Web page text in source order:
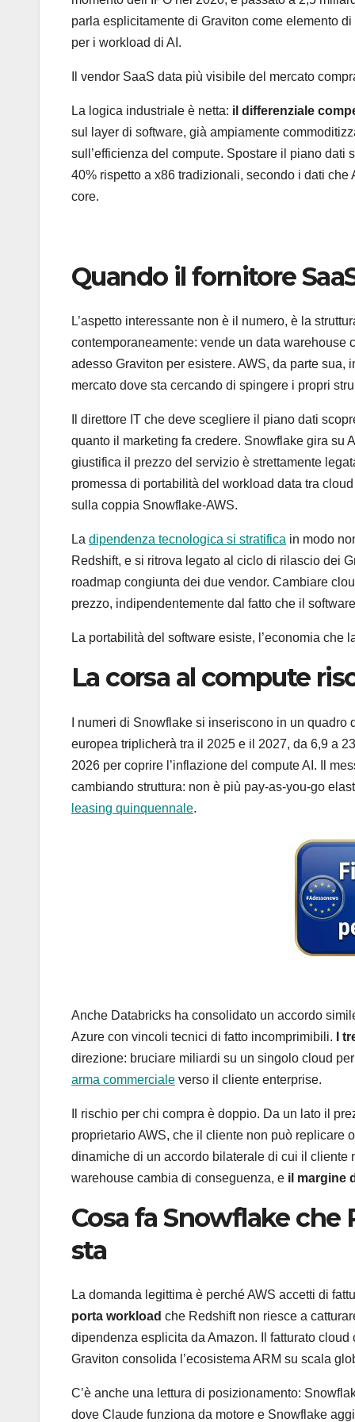
parla esplicitamente di Graviton come elemento
per i workload di AI.
Il vendor SaaS data più visibile del mercato
La logica industriale è netta: il differenziale
sul layer di software, già ampiamente
sull’efficienza del compute. Spostare il piano
40% rispetto a x86 tradizionali, secondo i dati
core.
Quando il fornitore
L’aspetto interessante non è il numero, è la
contemporaneamente: vende un data warehouse
adesso Graviton per esistere. AWS, da parte
mercato dove sta cercando di spingere i propri
Il direttore IT che deve scegliere il piano dati
quanto il marketing fa credere. Snowflake gira su
giustifica il prezzo del servizio è strettamente
promessa di portabilità del workload data tra
sulla coppia Snowflake-AWS.
La dipendenza tecnologica si stratifica in modo
Redshift, e si ritrova legato al ciclo di rilascio dei
roadmap congiunta dei due vendor. Cambiare
prezzo, indipendentemente dal fatto che il
La portabilità del software esiste, l’economia che
La corsa al compute
I numeri di Snowflake si inseriscono in un
europea triplicherà tra il 2025 e il 2027, da 6,9 a
2026 per coprire l’inflazione del compute AI. Il
cambiando struttura: non è più pay-as-you-go
leasing quinquennale.
Anche Databricks ha consolidato un accordo
Azure con vincoli tecnici di fatto incomprimibili.
I
direzione: bruciare miliardi su un singolo cloud
arma commerciale verso il cliente enterprise.
Il rischio per chi compra è doppio. Da un lato il
proprietario AWS, che il cliente non può replicare
dinamiche di un accordo bilaterale di cui il cliente
warehouse cambia di conseguenza, e il margine
Cosa fa Snowflake che
sta
La domanda legittima è perché AWS accetti di
porta workload che Redshift non riesce a
dipendenza esplicita da Amazon. Il fatturato
Graviton consolida l’ecosistema ARM su scala
C’è anche una lettura di posizionamento:
dove Claude funziona da motore e Snowflake